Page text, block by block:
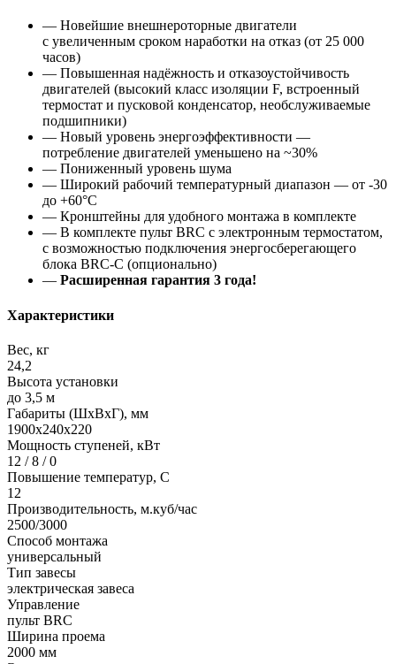
— Новейшие внешнероторные двигатели
с увеличенным сроком наработки на отказ (от 25 000
часов)
— Повышенная надёжность и отказоустойчивость
двигателей (высокий класс изоляции F, встроенный
термостат и пусковой конденсатор, необслуживаемые
подшипники)
— Новый уровень энергоэффективности —
потребление двигателей уменьшено на ~30%
— Пониженный уровень шума
— Широкий рабочий температурный диапазон — от -30
до +60°С
— Кронштейны для удобного монтажа в комплекте
— В комплекте пульт BRC с электронным термостатом,
с возможностью подключения энергосберегающего
блока BRC-C (опционально)
— Расширенная гарантия 3 года!
Характеристики
Вес, кг
24,2
Высота установки
до 3,5 м
Габариты (ШхВхГ), мм
1900x240x220
Мощность ступеней, кВт
12 / 8 / 0
Повышение температур, С
12
Производительность, м.куб/час
2500/3000
Способ монтажа
универсальный
Тип завесы
электрическая завеса
Управление
пульт BRC
Ширина проема
2000 мм